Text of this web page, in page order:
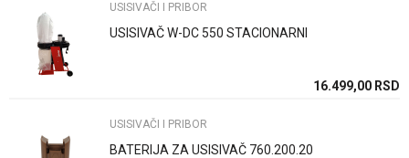
Anti-spam zaštita - izračunajte koliko je 6 - 1 :
POŠALJI
USISIVAČI I PRIBOR
USISIVAČ W-DC 550 STACIONARNI
16.499,00 RSD
USISIVAČI I PRIBOR
BATERIJA ZA USISIVAČ 760.200.20